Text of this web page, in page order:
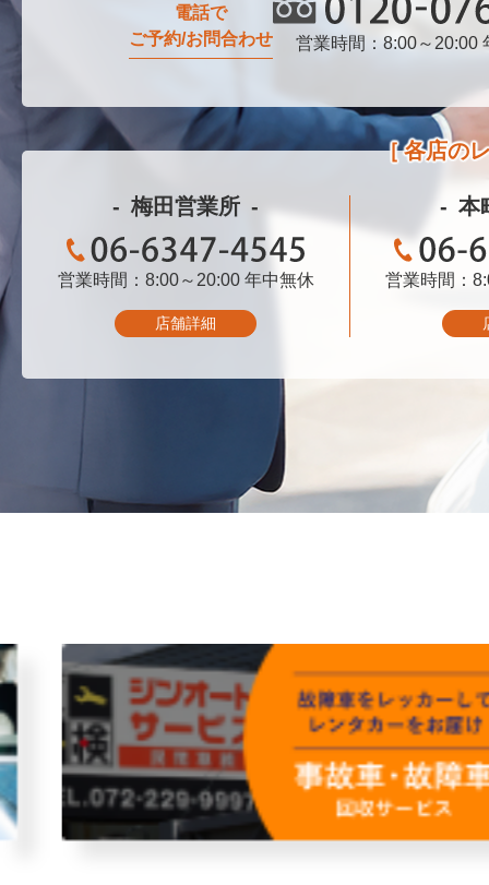
電話で
ご予約/お問合わせ
0120-076-750
営業時間：8:00～20:00
各店の
梅田営業所
06-6347-4545
営業時間：8:00～20:00 年中無休
店舗詳細
本
営業時間：